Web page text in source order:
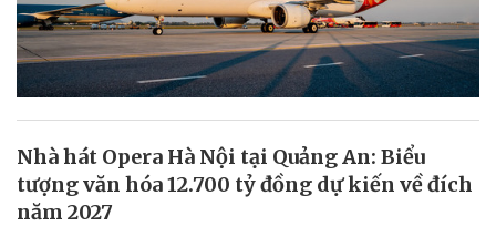
Nhà hát Opera Hà Nội tại Quảng An: Biểu
tượng văn hóa 12.700 tỷ đồng dự kiến về đích
năm 2027